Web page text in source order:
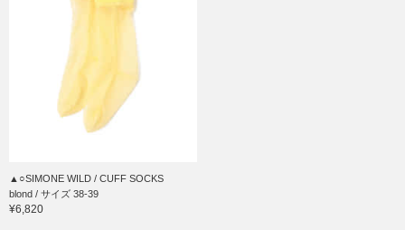
▲○SIMONE WILD / CUFF SOCKS
blond / サイズ 38-39
¥6,820